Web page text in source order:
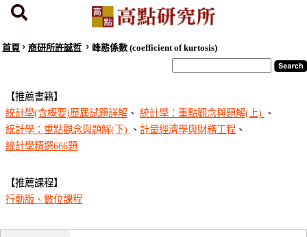
首頁 商研所許誠哲 峰態係數 (coefficient of kurtosis)
【推薦書籍】
統計學(含概要)歷屆試題詳解 、 統計學：重點觀念與題解(上)
、
統計學：重點觀念與題解(下)
、 計量經濟學與財務工程 、
統計學精選666題
【推薦課程】
行動版、數位課程